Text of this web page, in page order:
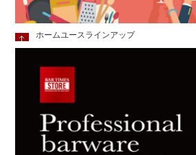
ホームユースラインアップ